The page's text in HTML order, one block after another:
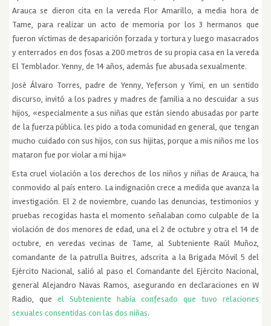
Arauca se dieron cita en la vereda Flor Amarillo, a media hora de
Tame, para realizar un acto de memoria por los 3 hermanos que
fueron víctimas de desaparición forzada y tortura y luego masacrados
y enterrados en dos fosas a 200 metros de su propia casa en la vereda
El Temblador. Yenny, de 14 años, además fue abusada sexualmente.
José Álvaro Torres, padre de Yenny, Yeferson y Yimi, en un sentido
discurso, invitó a los padres y madres de familia a no descuidar a sus
hijos, «especialmente a sus niñas que están siendo abusadas por parte
de la fuerza pública. les pido a toda comunidad en general, que tengan
mucho cuidado con sus hijos, con sus hijitas, porque a mis niños me los
mataron fue por violar a mi hija»
Esta cruel violación a los derechos de los niños y niñas de Arauca, ha
conmovido al país entero. La indignación crece a medida que avanza la
investigación. El 2 de noviembre, cuando las denuncias, testimonios y
pruebas recogidas hasta el momento señalaban como culpable de la
violación de dos menores de edad, una el 2 de octubre y otra el 14 de
octubre, en veredas vecinas de Tame, al Subteniente Raúl Muñoz,
comandante de la patrulla Buitres, adscrita a la Brigada Móvil 5 del
Ejército Nacional, salió al paso el Comandante del Ejército Nacional,
general Alejandro Navas Ramos, asegurando en declaraciones en W
Radio, queel Subteniente había confesado que tuvo relaciones
sexuales consentidas con las dos niñas.